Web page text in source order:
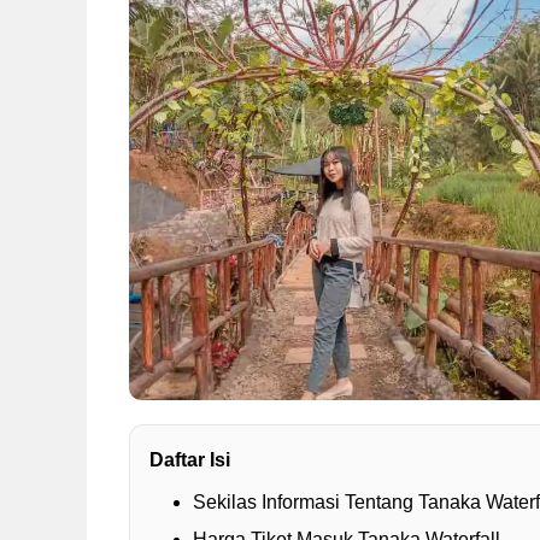
Daftar Isi
Sekilas Informasi Tentang Tanaka